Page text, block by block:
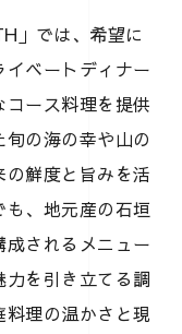
」では、希望に
ベートディナー
ース料理を提供
の海の幸や山の
鮮度と旨みを活
、地元産の石垣
されるメニュー
を引き立てる調
理の温かさと現